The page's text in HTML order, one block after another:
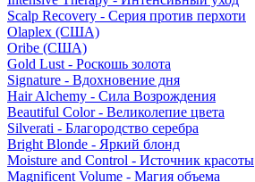
Scalp Recovery - Серия против перхоти
Olaplex (США)
Oribe (США)
Gold Lust - Роскошь золота
Signature - Вдохновение дня
Hair Alchemy - Сила Возрождения
Beautiful Color - Великолепие цвета
Silverati - Благородство серебра
Bright Blonde - Яркий блонд
Moisture and Control - Источник красоты
Magnificent Volume - Магия объема